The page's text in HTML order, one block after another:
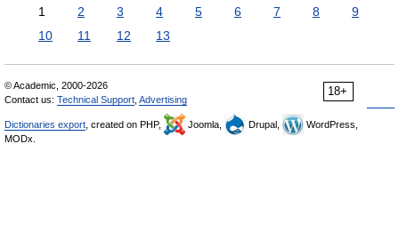
1 2 3 4 5 6 7 8
9
10
11 12 13
18+
© Academic, 2000-2026
Contact us: Technical Support Advertising
Dictionaries export , created on PHP, Joomla, Drupal,
WordPress,
MODx.